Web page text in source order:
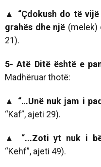
▲ “Çdokush do të
grahës dhe një (melek)
21).
5- Atë Ditë është e
Madhëruar thotë:
▲ “…Unë nuk jam i
“Kaf”, ajeti 29).
▲ “...Zoti yt nuk i
“Kehf”, ajeti 49).